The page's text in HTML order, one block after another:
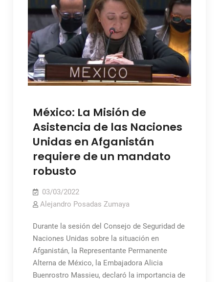
México: La Misión de
Asistencia de las Naciones
Unidas en Afganistán
requiere de un mandato
robusto
03/03/2022
Alejandro Posadas Zumaya
Durante la sesión del Consejo de Seguridad de
Naciones Unidas sobre la situación en
Afganistán, la Representante Permanente
Alterna de México, la Embajadora Alicia
Buenrostro Massieu, declaró la importancia de